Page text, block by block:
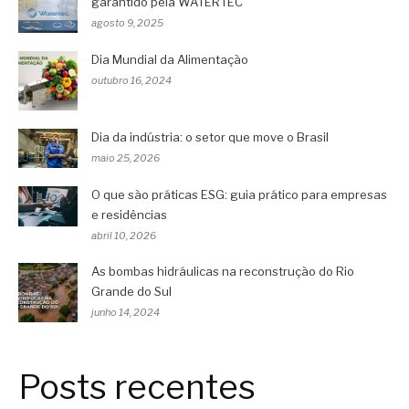
agosto 9, 2025
Dia Mundial da Alimentação
outubro 16, 2024
Dia da indústria: o setor que move o Brasil
maio 25, 2026
O que são práticas ESG: guia prático para empresas
e residências
abril 10, 2026
As bombas hidráulicas na reconstrução do Rio
Grande do Sul
junho 14, 2024
Posts recentes